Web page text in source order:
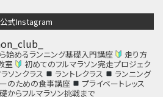
公式Instagram
始めるランニング基礎入門講座
走り方
室
初めてのフルマラソン完走プロジェク
ソンクラス ラントレクラス
ランニング
のための食事講座
プライベートレッス
からフルマラソン挑戦まで